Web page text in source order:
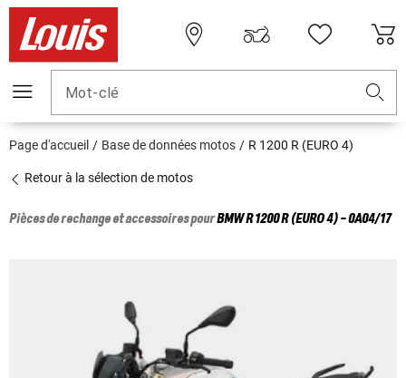
Mot-clé
Page d'accueil Base de données motos R 1200 R (EURO 4)
Retour à la sélection de motos
Pièces de rechange et accessoires pourBMWR 1200 R (EURO 4) - 0A04/17